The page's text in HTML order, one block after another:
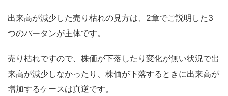
出来高が減少した売り枯れの見方は、2章でご説明した3
つのパータンが主体です。
売り枯れですので、株価が下落したり変化が無い状況で出
来高が減少しなかったり、株価が下落するときに出来高が
増加するケースは真逆です。